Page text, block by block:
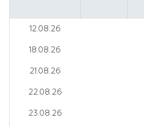
12.08.26
18.08.26
21.08.26
22.08.26
23.08.26